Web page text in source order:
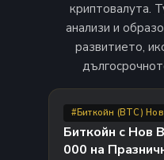
криптовалута.
анализи и
развитието,
#Биткойн (BTC)
Биткойн с Нов
000 на